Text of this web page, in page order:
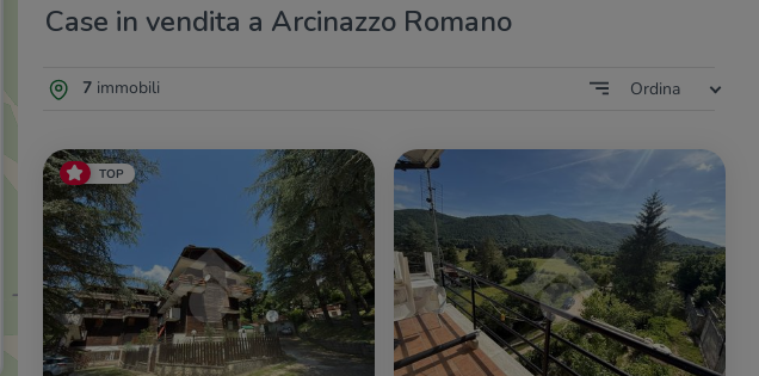
Case in vendita a Arcinazzo Romano
7immobili Ordina
TOP